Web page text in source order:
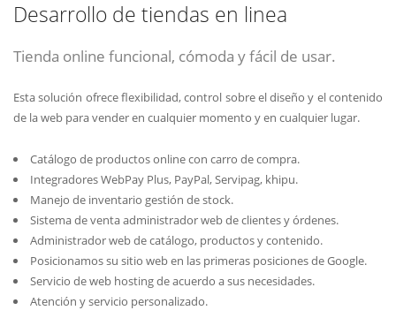
Desarrollo de tiendas en linea
Tienda online funcional, cómoda y fácil de usar.
Esta solución ofrece flexibilidad, control sobre el diseño y el contenido
de la web para vender en cualquier momento y en cualquier lugar.
Catálogo de productos online con carro de compra.
Integradores WebPay Plus, PayPal, Servipag, khipu.
Manejo de inventario gestión de stock.
Sistema de venta administrador web de clientes y órdenes.
Administrador web de catálogo, productos y contenido.
Posicionamos su sitio web en las primeras posiciones de Google.
Servicio de web hosting de acuerdo a sus necesidades.
Atención y servicio personalizado.